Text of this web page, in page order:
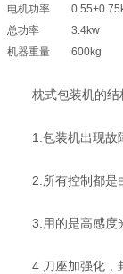
电机功率
总功率
3.4kw
机器重量
600kg
枕式包装机的结
1.包装机出现故障
2.所有控制都是由
3.用的是高感度光
4.刀座加强化，